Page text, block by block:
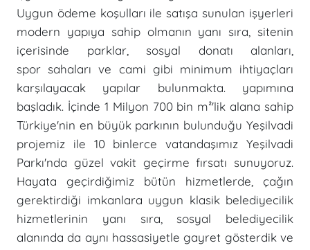
Uygun ödeme koşulları ile satışa sunulan işyerleri
modern yapıya sahip olmanın yanı sıra, sitenin
içerisinde parklar, sosyal donatı alanları,
spor sahaları ve cami gibi minimum ihtiyaçları
karşılayacak yapılar bulunmakta. yapımına
başladık. İçinde 1 Milyon 700 bin m²'lik alana sahip
Türkiye'nin en büyük parkının bulunduğu Yeşilvadi
projemiz ile 10 binlerce vatandaşımız Yeşilvadi
Parkı'nda güzel vakit geçirme fırsatı sunuyoruz.
Hayata geçirdiğimiz bütün hizmetlerde, çağın
gerektirdiği imkanlara uygun klasik belediyecilik
hizmetlerinin yanı sıra, sosyal belediyecilik
alanında da aynı hassasiyetle gayret gösterdik ve